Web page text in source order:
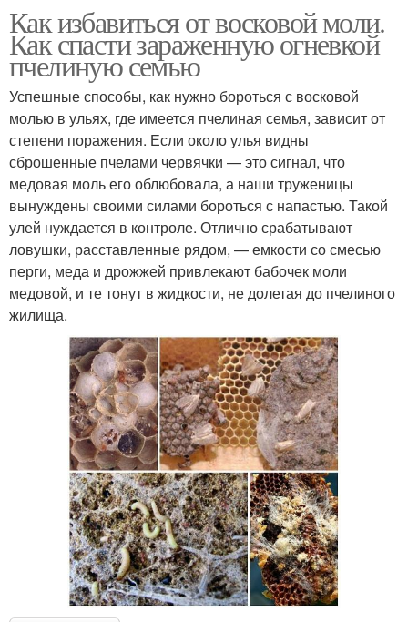
Как избавиться от восковой моли.
Как спасти зараженную огневкой
пчелиную семью
Успешные способы, как нужно бороться с восковой
молью в ульях, где имеется пчелиная семья, зависит от
степени поражения. Если около улья видны
сброшенные пчелами червячки — это сигнал, что
медовая моль его облюбовала, а наши труженицы
вынуждены своими силами бороться с напастью. Такой
улей нуждается в контроле. Отлично срабатывают
ловушки, расставленные рядом, — емкости со смесью
перги, меда и дрожжей привлекают бабочек моли
медовой, и те тонут в жидкости, не долетая до пчелиного
жилища.